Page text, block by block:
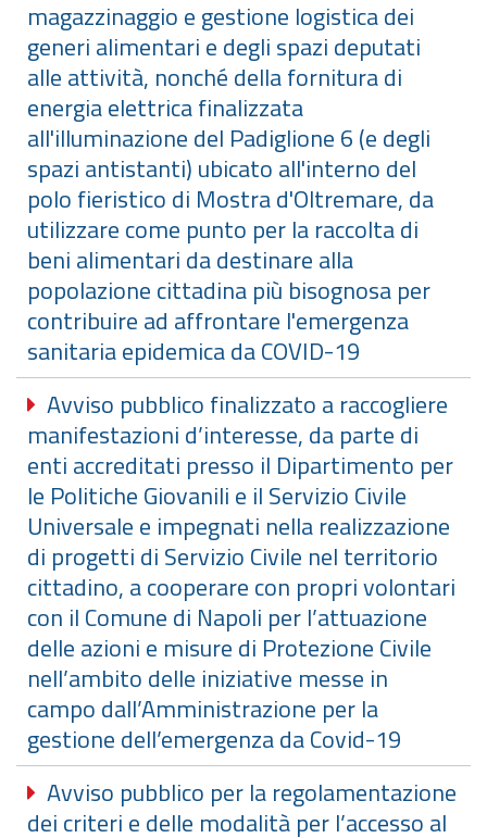
magazzinaggio e gestione logistica dei
generi alimentari e degli spazi deputati
alle attività, nonché della fornitura di
energia elettrica finalizzata
all'illuminazione del Padiglione 6 (e degli
spazi antistanti) ubicato all'interno del
polo fieristico di Mostra d'Oltremare, da
utilizzare come punto per la raccolta di
beni alimentari da destinare alla
popolazione cittadina più bisognosa per
contribuire ad affrontare l'emergenza
sanitaria epidemica da COVID-19
Avviso pubblico finalizzato a raccogliere
manifestazioni d’interesse, da parte di
enti accreditati presso il Dipartimento per
le Politiche Giovanili e il Servizio Civile
Universale e impegnati nella realizzazione
di progetti di Servizio Civile nel territorio
cittadino, a cooperare con propri volontari
con il Comune di Napoli per l’attuazione
delle azioni e misure di Protezione Civile
nell’ambito delle iniziative messe in
campo dall’Amministrazione per la
gestione dell’emergenza da Covid-19
Avviso pubblico per la regolamentazione
dei criteri e delle modalità per l’accesso al